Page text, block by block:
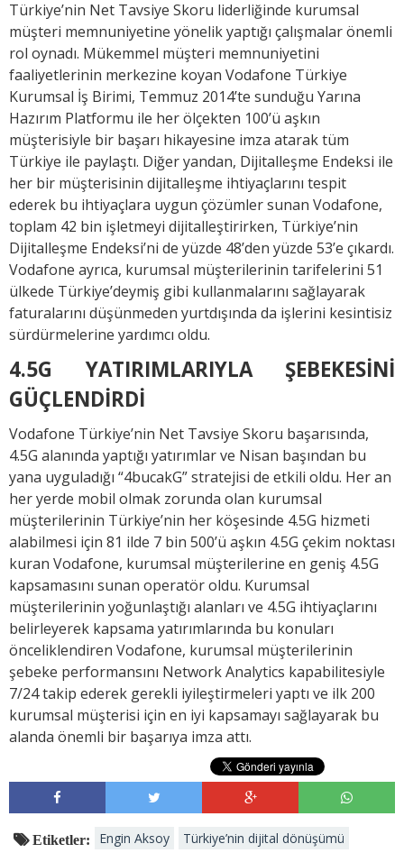
Türkiye’nin Net Tavsiye Skoru liderliğinde kurumsal
müşteri memnuniyetine yönelik yaptığı çalışmalar önemli
rol oynadı. Mükemmel müşteri memnuniyetini
faaliyetlerinin merkezine koyan Vodafone Türkiye
Kurumsal İş Birimi, Temmuz 2014’te sunduğu Yarına
Hazırım Platformu ile her ölçekten 100’ü aşkın
müşterisiyle bir başarı hikayesine imza atarak tüm
Türkiye ile paylaştı. Diğer yandan, Dijitalleşme Endeksi ile
her bir müşterisinin dijitalleşme ihtiyaçlarını tespit
ederek bu ihtiyaçlara uygun çözümler sunan Vodafone,
toplam 42 bin işletmeyi dijitalleştirirken, Türkiye’nin
Dijitalleşme Endeksi’ni de yüzde 48’den yüzde 53’e çıkardı.
Vodafone ayrıca, kurumsal müşterilerinin tarifelerini 51
ülkede Türkiye’deymiş gibi kullanmalarını sağlayarak
faturalarını düşünmeden yurtdışında da işlerini kesintisiz
sürdürmelerine yardımcı oldu.
4.5G YATIRIMLARIYLA ŞEBEKESİNİ
GÜÇLENDİRDİ
Vodafone Türkiye’nin Net Tavsiye Skoru başarısında,
4.5G alanında yaptığı yatırımlar ve Nisan başından bu
yana uyguladığı “4bucakG” stratejisi de etkili oldu. Her an
her yerde mobil olmak zorunda olan kurumsal
müşterilerinin Türkiye’nin her köşesinde 4.5G hizmeti
alabilmesi için 81 ilde 7 bin 500’ü aşkın 4.5G çekim noktası
kuran Vodafone, kurumsal müşterilerine en geniş 4.5G
kapsamasını sunan operatör oldu. Kurumsal
müşterilerinin yoğunlaştığı alanları ve 4.5G ihtiyaçlarını
belirleyerek kapsama yatırımlarında bu konuları
önceliklendiren Vodafone, kurumsal müşterilerinin
şebeke performansını Network Analytics kapabilitesiyle
7/24 takip ederek gerekli iyileştirmeleri yaptı ve ilk 200
kurumsal müşterisi için en iyi kapsamayı sağlayarak bu
alanda önemli bir başarıya imza attı.
Etiketler: Engin Aksoy
Türkiye’nin dijital dönüşümü